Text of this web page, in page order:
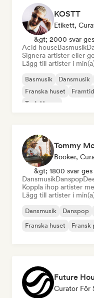
KOSTT
Etikett,
&gt; 2000 svar ges
Acid houseBasmusik
Signera artister eller
Lägg till artister i
Basmusik Dansmusik
Franska huset
Tech House
Tommy
Booker,
&gt; 1800 svar ges
DansmusikDanspop
Koppla ihop artister
Lägg till artister i
Dansmusik Danspop
Franska huset
Fransk
Future
Curator För